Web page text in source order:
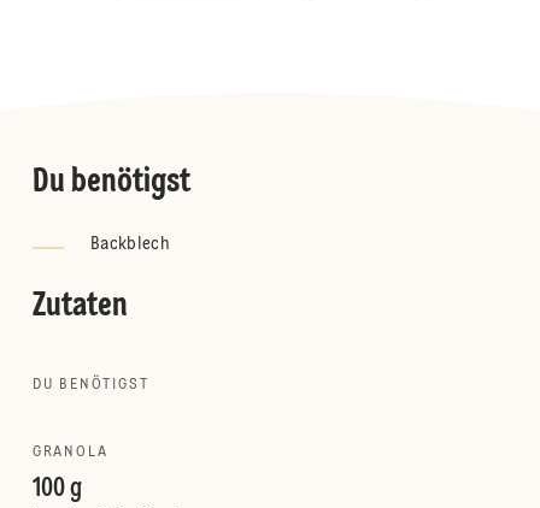
Du benötigst
Backblech
Zutaten
DU BENÖTIGST
GRANOLA
100 g